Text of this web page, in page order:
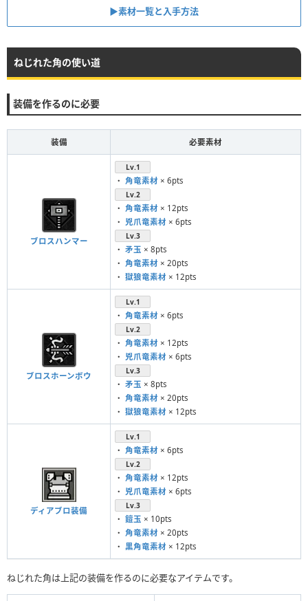
▶︎素材一覧と入手方法
ねじれた角の使い道
装備を作るのに必要
装備 必要素材
ブロスハンマー
Lv.1
・ 角竜素材 × 6pts
Lv.2
・ 角竜素材 × 12pts
・ 兇爪竜素材 × 6pts
Lv.3
・ 矛玉 × 8pts
・ 角竜素材 × 20pts
・ 獄狼竜素材 × 12pts
ブロスホーンボウ
Lv.1
・ 角竜素材 × 6pts
Lv.2
・ 角竜素材 × 12pts
・ 兇爪竜素材 × 6pts
Lv.3
・ 矛玉 × 8pts
・ 角竜素材 × 20pts
・ 獄狼竜素材 × 12pts
ディアブロ装備
Lv.1
・ 角竜素材 × 6pts
Lv.2
・ 角竜素材 × 12pts
・ 兇爪竜素材 × 6pts
Lv.3
・ 鎧玉 × 10pts
・ 角竜素材 × 20pts
・ 黒角竜素材 × 12pts
ねじれた角は上記の装備を作るのに必要なアイテムです。